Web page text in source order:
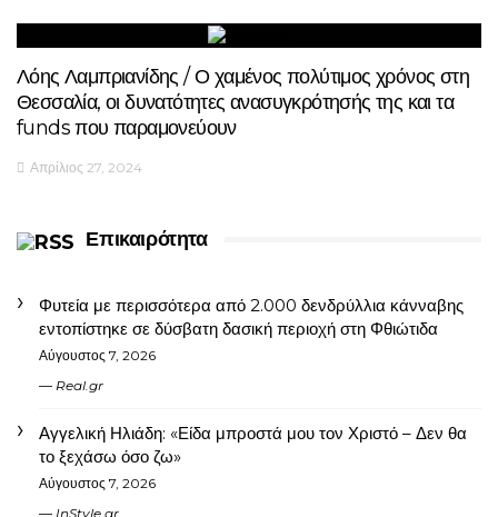
Λόης Λαμπριανίδης / Ο χαμένος πολύτιμος χρόνος στη
Θεσσαλία, οι δυνατότητες ανασυγκρότησής της και τα
funds που παραμονεύουν
Απρίλιος 27, 2024
Επικαιρότητα
Φυτεία με περισσότερα από 2.000 δενδρύλλια κάνναβης
εντοπίστηκε σε δύσβατη δασική περιοχή στη Φθιώτιδα
Αύγουστος 7, 2026
Real.gr
Αγγελική Ηλιάδη: «Είδα μπροστά μου τον Χριστό – Δεν θα
το ξεχάσω όσο ζω»
Αύγουστος 7, 2026
InStyle.gr